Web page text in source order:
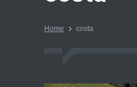
Home costa